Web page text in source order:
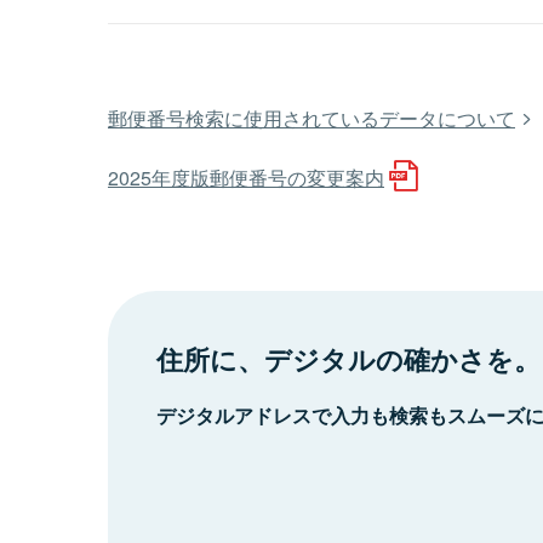
郵便番号検索に使用されているデータについて
2025年度版郵便番号の変更案内
住所に、デジタルの確かさを。
デジタルアドレスで入力も検索もスムーズ